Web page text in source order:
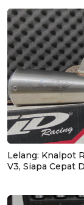
Lelang: Knalpot
V3, Siapa Cepat